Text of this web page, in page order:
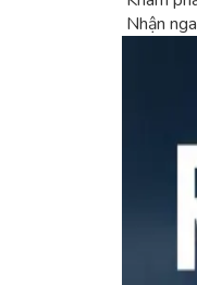
Nhận